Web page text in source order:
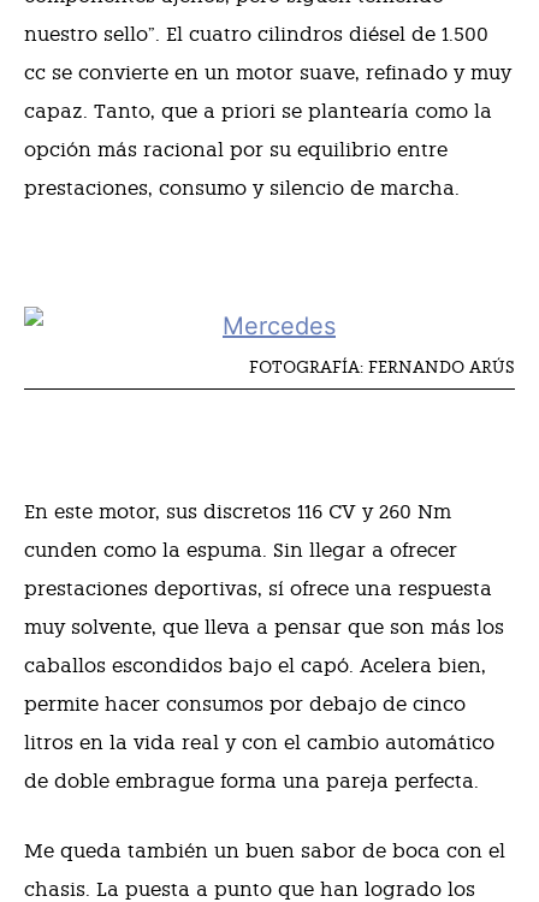
nuestro sello”. El cuatro cilindros diésel de 1.500
cc se convierte en un motor suave, refinado y muy
capaz. Tanto, que a priori se plantearía como la
opción más racional por su equilibrio entre
prestaciones, consumo y silencio de marcha.
FOTOGRAFÍA: FERNANDO ARÚS
En este motor, sus discretos 116 CV y 260 Nm
cunden como la espuma. Sin llegar a ofrecer
prestaciones deportivas, sí ofrece una respuesta
muy solvente, que lleva a pensar que son más los
caballos escondidos bajo el capó. Acelera bien,
permite hacer consumos por debajo de cinco
litros en la vida real y con el cambio automático
de doble embrague forma una pareja perfecta.
Me queda también un buen sabor de boca con el
chasis. La puesta a punto que han logrado los